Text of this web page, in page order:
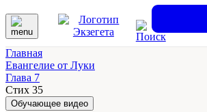
Главная
Евангелие от Луки
Глава 7
Стих 35
Обучающее видео